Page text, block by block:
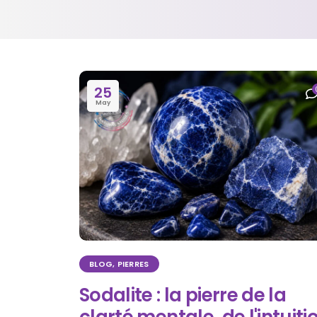
25
May
BLOG, PIERRES
Sodalite : la pierre de la